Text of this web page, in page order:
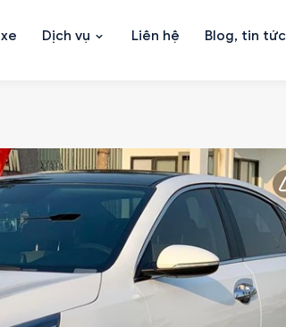
Dịch vụ Liên hệ Blog, tin tức